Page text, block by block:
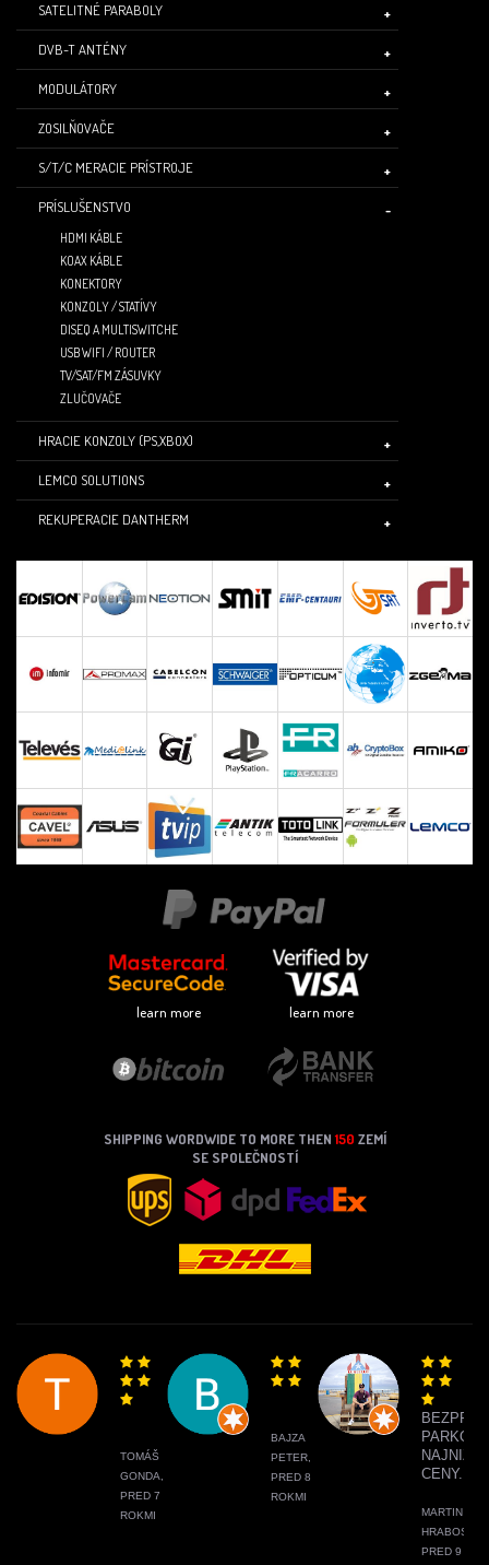
SATELITNÉ PARABOLY
DVB-T ANTÉNY
MODULÁTORY
ZOSILŇOVAČE
S/T/C MERACIE PRÍSTROJE
PRÍSLUŠENSTVO
HDMI KÁBLE
KOAX KÁBLE
KONEKTORY
KONZOLY / STATÍVY
DISEQ A MULTISWITCHE
USB WIFI / ROUTER
TV/SAT/FM ZÁSUVKY
ZLUČOVAČE
HRACIE KONZOLY (PS,XBOX)
LEMCO SOLUTIONS
REKUPERACIE DANTHERM
learn more learn more
SHIPPING WORDWIDE TO MORE THEN150 ZEMÍ
SE SPOLEČNOSTÍ
TOMÁŠ
GONDA,
PRED 7
ROKMI
BAJZA
PETER,
PRED 8
ROKMI
CENY.
MARTIN
HRABOS,
PRED 9